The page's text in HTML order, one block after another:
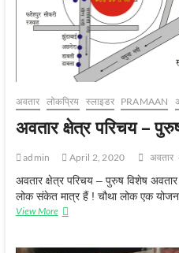
अवतार लोकप्रिय स्‍लाइडर PRAMAAN
अवतार क्षेत्र परिचय –
admin April 2, 2020 अवतार
अवतार क्षेत्र परिचय – पुरुष विशेष
लोक संकेत मात्र हैं ! चौथा लोक एक
View Moreअवतार
–